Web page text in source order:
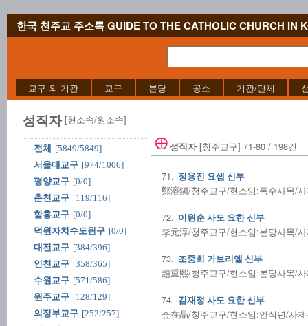
한국 천주교 주소록 GUIDE TO THE CATHOLIC CHURCH IN
교구 외 기관 교구 본당 공소 기관/단체
성직자 [현소속/원소속]
전체
[5849/5849]
서울대교구 [974/1006]
평양교구 [0/0]
춘천교구 [119/116]
함흥교구 [0/0]
덕원자치수도원구 [0/0]
대전교구 [384/396]
인천교구 [358/365]
수원교구 [571/586]
원주교구 [128/129]
의정부교구 [252/257]
성직자[청주교구] 71-80 / 198건
71. 정용진 요셉 신부
鄭溶鎭/청주교구/현소임:특수사목/
72. 이원순 사도 요한 신부
李元淳/청주교구/현소임:본당사목/
73. 조중희 가브리엘 신부
趙重熙/청주교구/현소임:본당사목/
74. 김재정 사도 요한 신부
金在晶/청주교구/현소임:안식년/사